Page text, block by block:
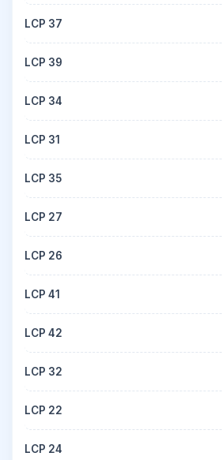
LCP 37
LCP 39
LCP 34
LCP 31
LCP 35
LCP 27
LCP 26
LCP 41
LCP 42
LCP 32
LCP 22
LCP 24